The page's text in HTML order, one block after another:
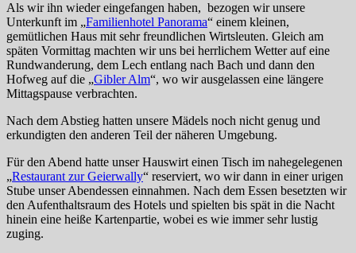
Als wir ihn wieder eingefangen haben, bezogen wir unsere
Unterkunft im „Familienhotel Panorama“ einem kleinen,
gemütlichen Haus mit sehr freundlichen Wirtsleuten. Gleich am
späten Vormittag machten wir uns bei herrlichem Wetter auf eine
Rundwanderung, dem Lech entlang nach Bach und dann den
Hofweg auf die „Gibler Alm“, wo wir ausgelassen eine längere
Mittagspause verbrachten.
Nach dem Abstieg hatten unsere Mädels noch nicht genug und
erkundigten den anderen Teil der näheren Umgebung.
Für den Abend hatte unser Hauswirt einen Tisch im nahegelegenen
„Restaurant zur Geierwally“ reserviert, wo wir dann in einer urigen
Stube unser Abendessen einnahmen. Nach dem Essen besetzten wir
den Aufenthaltsraum des Hotels und spielten bis spät in die Nacht
hinein eine heiße Kartenpartie, wobei es wie immer sehr lustig
zuging.